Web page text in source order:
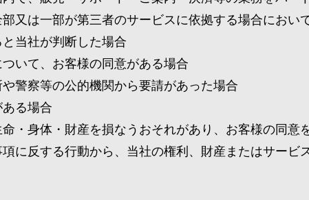
又は一部が第三者のサービスに依拠する場合にお
当社が判断した場合
いて、お客様の同意がある場合
警察等の公的機関から要請があった場合
る場合
・身体・財産を損なうおそれがあり、お客様の同意
に反する行動から、当社の権利、財産またはサー